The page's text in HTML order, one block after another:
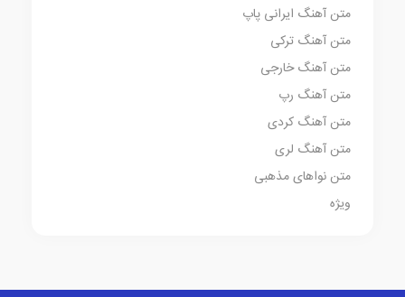
متن آهنگ ایرانی پاپ
متن آهنگ ترکی
متن آهنگ خارجی
متن آهنگ رپ
متن آهنگ کردی
متن آهنگ لری
متن نواهای مذهبی
ویژه